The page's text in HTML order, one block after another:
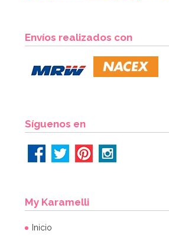
3,49€ 3,35€
Envíos realizados con
Síguenos en
My Karamelli
Inicio